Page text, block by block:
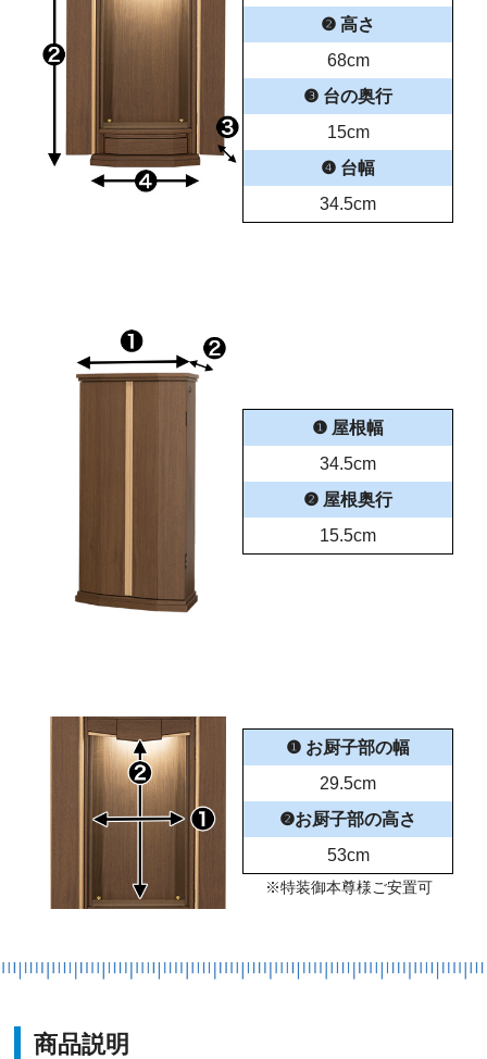
❷ 高さ
68cm
❸ 台の奥行
15cm
❹ 台幅
34.5cm
❶ 屋根幅
34.5cm
❷ 屋根奥行
15.5cm
❶ お厨子部の幅
29.5cm
❷お厨子部の高さ
53cm
※特装御本尊様ご安置可
商品説明